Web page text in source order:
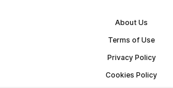
About Us
Terms of Use
Privacy Policy
Cookies Policy